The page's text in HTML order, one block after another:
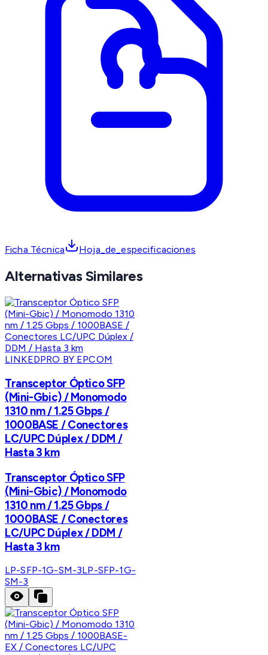
Ficha Técnica Hoja_de_especificaciones
Alternativas Similares
LINKEDPRO BY EPCOM
Transceptor Óptico SFP
(Mini-Gbic) / Monomodo
1310 nm / 1.25 Gbps /
1000BASE / Conectores
LC/UPC Dúplex / DDM /
Hasta 3 km
Transceptor Óptico SFP
(Mini-Gbic) / Monomodo
1310 nm / 1.25 Gbps /
1000BASE / Conectores
LC/UPC Dúplex / DDM /
Hasta 3 km
LP-SFP-1G-SM-3LP-SFP-1G-
SM-3